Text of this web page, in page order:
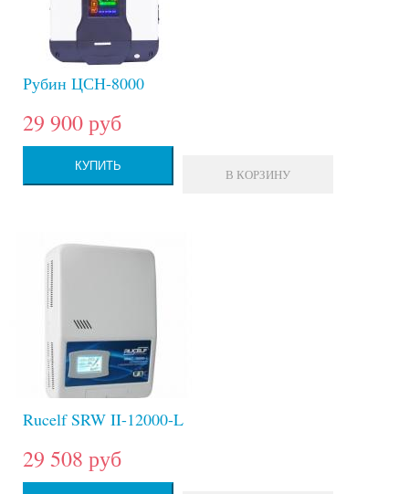
Рубин ЦСН-8000
29 900 руб
КУПИТЬ
В КОРЗИНУ
Rucelf SRW II-12000-L
29 508 руб